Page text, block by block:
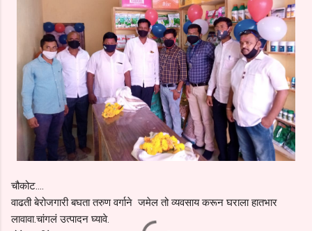
चौकोट....
वाढती बेरोजगारी बघता तरुण वर्गाने जमेल तो व्यवसाय करून घराला हातभार
लावावा.चांगलं उत्पादन घ्यावे.